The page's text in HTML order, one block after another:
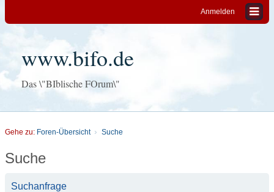
Anmelden
www.bifo.de
Das \"BIblische FOrum\"
Gehe zu: Foren-Übersicht Suche
Suche
Suchanfrage